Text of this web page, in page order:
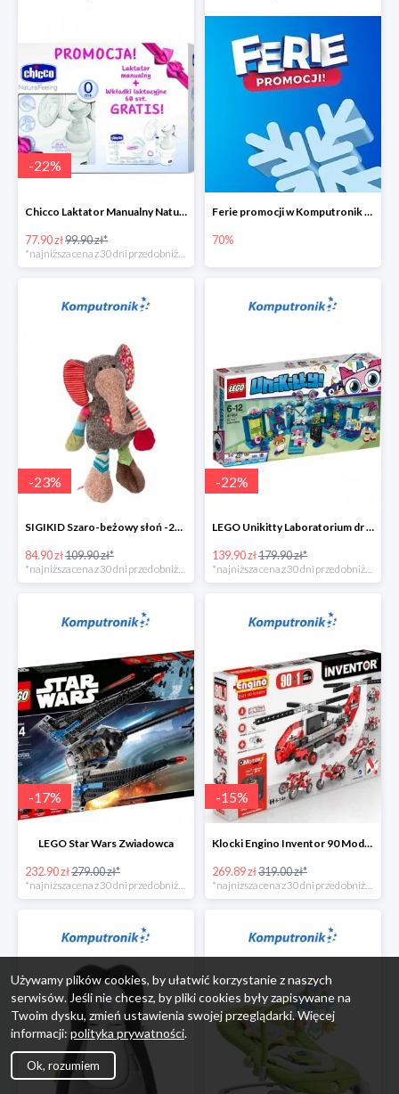
-22%
Chicco Laktator Manualny NaturalFeeling + Wkładki Laktacyjne
77.90 zł99.90 zł*
*najniższa cena z 30 dni przed obniżką
Ferie promocji w Komputronik do -70%
70%
-23%
SIGIKID Szaro-beżowy słoń -25zł
84.90 zł109.90 zł*
*najniższa cena z 30 dni przed obniżką
-22%
LEGO Unikitty Laboratorium dr Lisiczki -40zł
139.90 zł179.90 zł*
*najniższa cena z 30 dni przed obniżką
-17%
LEGO Star Wars Zwiadowca
232.90 zł279.00 zł*
-15%
Klocki Engino Inventor 90 Models Motorized Set w super cenie
269.89 zł319.00 zł*
Używamy plików cookies, by ułatwić korzystanie z naszych
serwisów. Jeśli nie chcesz, by pliki cookies były zapisywane na
Twoim dysku, zmień ustawienia swojej przeglądarki. Więcej
informacji:polityka prywatności.
Ok, rozumiem